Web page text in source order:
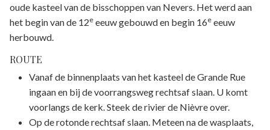
oude kasteel van de bisschoppen van Nevers. Het werd aan
het begin van de 12e eeuw gebouwd en begin 16e eeuw
herbouwd.
ROUTE
Vanaf de binnenplaats van het kasteel de Grande Rue
ingaan en bij de voorrangsweg rechtsaf slaan. U komt
voorlangs de kerk. Steek de rivier de Nièvre over.
Op de rotonde rechtsaf slaan. Meteen na de wasplaats,